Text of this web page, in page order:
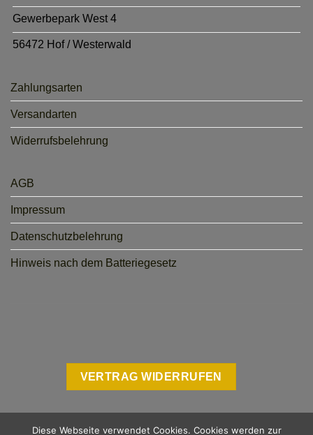
Gewerbepark West 4
56472 Hof / Westerwald
Zahlungsarten
Versandarten
Widerrufsbelehrung
AGB
Impressum
Datenschutzbelehrung
Hinweis nach dem Batteriegesetz
VERTRAG WIDERRUFEN
Diese Webseite verwendet Cookies. Cookies werden zur